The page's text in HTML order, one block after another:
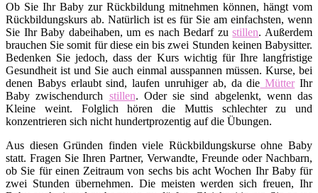
Ob Sie Ihr Baby zur Rückbildung mitnehmen können, hängt vom
Rückbildungskurs ab. Natürlich ist es für Sie am einfachsten, wenn
Sie Ihr Baby dabeihaben, um es nach Bedarf zustillen. Außerdem
brauchen Sie somit für diese ein bis zwei Stunden keinen Babysitter.
Bedenken Sie jedoch, dass der Kurs wichtig für Ihre langfristige
Gesundheit ist und Sie auch einmal ausspannen müssen. Kurse, bei
denen Babys erlaubt sind, laufen unruhiger ab, da die MütterIhr
Baby zwischendurch stillen. Oder sie sind abgelenkt, wenn das
Kleine weint. Folglich hören die Muttis schlechter zu und
konzentrieren sich nicht hundertprozentig auf die Übungen.
Aus diesen Gründen finden viele Rückbildungskurse ohne Baby
statt. Fragen Sie Ihren Partner, Verwandte, Freunde oder Nachbarn,
ob Sie für einen Zeitraum von sechs bis acht Wochen Ihr Baby für
zwei Stunden übernehmen. Die meisten werden sich freuen, Ihr